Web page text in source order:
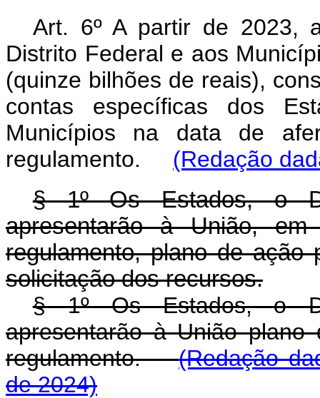
Art. 6º A partir de 2023,
Distrito Federal e aos
(quinze bilhões de reais),
contas específicas dos
Municípios na data de
regulamento. (Redação
§ 1º Os Estados, o
apresentarão à União,
regulamento, plano de ação
solicitação dos recursos.
§ 1º Os Estados, o
apresentarão à União
regulamento.(Redação
de 2024)